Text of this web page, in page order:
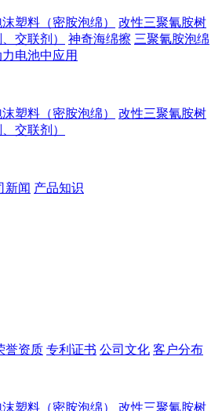
塑料（密胺泡绵）
改性三聚氰胺树
交联剂）
神奇海绵擦 三聚氰胺泡绵
电池中应用
塑料（密胺泡绵）
改性三聚氰胺树
交联剂）
新闻 产品知识
誉资质 专利证书 公司文化 客户分布
塑料（密胺泡绵）
改性三聚氰胺树